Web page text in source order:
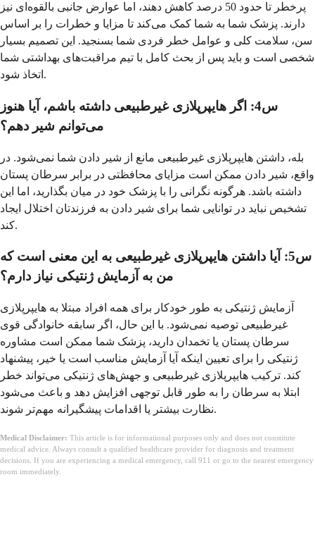
پرخطر تا حدود 50 درصد کاهش دهند، اما عوارض جانبی بالقوه‌ای نیز
دارند. پزشک شما به شما کمک می‌کند تا مزایا و خطرات را بر اساس
سن، سلامت کلی و عوامل خطر فردی شما بسنجید. این تصمیم بسیار
شخصی است و باید پس از بحث کامل با تیم مراقبت‌های بهداشتی شما
اتخاذ شود.
س4: اگر هایپرپلازی غیرطبیعی داشته باشم، آیا هنوز
می‌توانم شیر دهم؟
بله، داشتن هایپرپلازی غیرطبیعی مانع از شیر دادن شما نمی‌شود. در
واقع، شیر دادن ممکن است مزایای محافظتی در برابر سرطان پستان
داشته باشد. هرگونه نگرانی را با پزشک خود در میان بگذارید، اما این
تشخیص نباید در توانایی شما برای شیر دادن به فرزندتان اختلال ایجاد
کند.
س5: آیا داشتن هایپرپلازی غیرطبیعی به این معنی است که
من به آزمایش ژنتیکی نیاز دارم؟
آزمایش ژنتیکی به طور خودکار برای همه افراد مبتلا به هایپرپلازی
غیرطبیعی توصیه نمی‌شود. با این حال، اگر سابقه خانوادگی قوی
سرطان پستان یا تخمدان دارید، پزشک شما ممکن است مشاوره
ژنتیکی را برای تعیین اینکه آیا آزمایش مناسب است یا خیر، پیشنهاد
کند. ترکیب هایپرپلازی غیرطبیعی و جهش‌های ژنتیکی می‌تواند خطر
ابتلا به سرطان را به طور قابل توجهی افزایش دهد و باعث می‌شود
نظارت بیشتر یا اقدامات پیشگیرانه مهم‌تر شوند.
Medical Disclaimer: This article is for informational purposes only and does not constitute
medical advice. Always consult a qualified healthcare provider for diagnosis and treatment
decisions. If you are experiencing a medical emergency, call 911 or go to the nearest emergency
room immediately.